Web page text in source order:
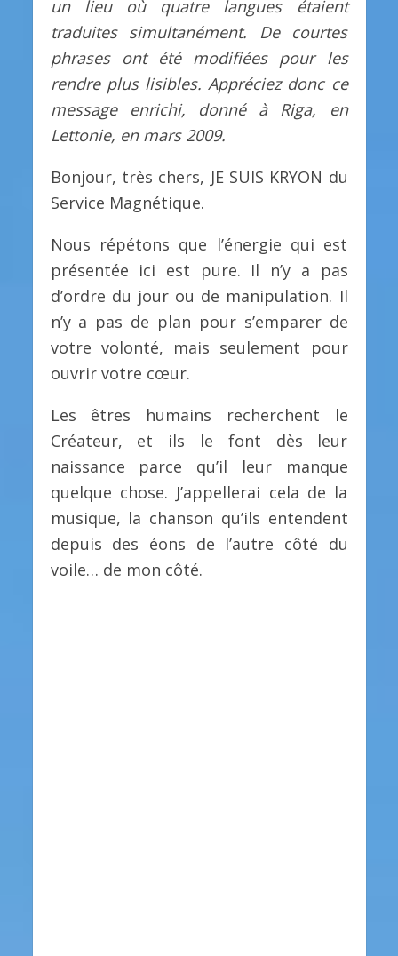
un lieu où quatre langues étaient
traduites simultanément. De courtes
phrases ont été modifiées pour les
rendre plus lisibles. Appréciez donc ce
message enrichi, donné à Riga, en
Lettonie, en mars 2009.
Bonjour, très chers, JE SUIS KRYON du
Service Magnétique.
Nous répétons que l’énergie qui est
présentée ici est pure. Il n’y a pas
d’ordre du jour ou de manipulation. Il
n’y a pas de plan pour s’emparer de
votre volonté, mais seulement pour
ouvrir votre cœur.
Les êtres humains recherchent le
Créateur, et ils le font dès leur
naissance parce qu’il leur manque
quelque chose. J’appellerai cela de la
musique, la chanson qu’ils entendent
depuis des éons de l’autre côté du
voile… de mon côté.